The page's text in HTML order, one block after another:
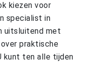
kiezen voor
specialist in
uitsluitend met
praktische
kunt ten alle tijden